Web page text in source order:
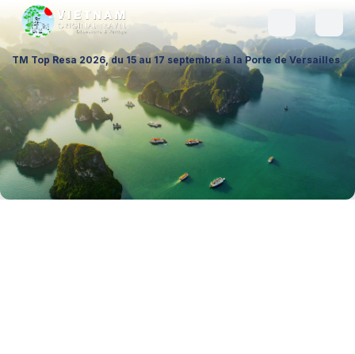
du 15 au 17 septembre à la Porte de Versailles (Hall 1 –